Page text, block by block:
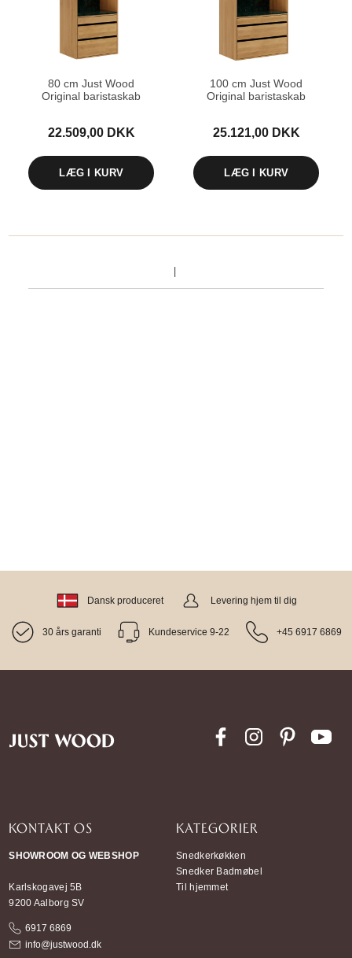
80 cm Just Wood
Original baristaskab
22.509,00 DKK
LÆG I KURV
100 cm Just Wood
Original baristaskab
25.121,00 DKK
LÆG I KURV
Dansk produceret Levering hjem til dig
30 års garanti Kundeservice 9-22 +45 6917 6869
KONTAKT OS
SHOWROOM OG WEBSHOP
Karlskogavej 5B
9200 Aalborg SV
6917 6869
info@justwood.dk
KATEGORIER
Snedkerkøkken
Snedker Badmøbel
Til hjemmet